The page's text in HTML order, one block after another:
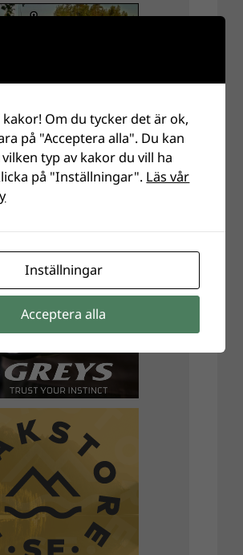
Om du tycker det är ok,
på "Acceptera alla". Du kan
typ av kakor du vill ha
på "Inställningar". Läs vår
Inställningar
Acceptera alla